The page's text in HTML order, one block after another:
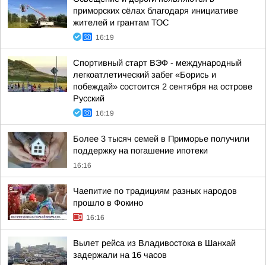
приморских сёлах благодаря инициативе
жителей и грантам ТОС
16:19
Спортивный старт ВЭФ - международный
легкоатлетический забег «Борись и
побеждай» состоится 2 сентября на острове
Русский
16:19
Более 3 тысяч семей в Приморье получили
поддержку на погашение ипотеки
16:16
Чаепитие по традициям разных народов
прошло в Фокино
16:16
Вылет рейса из Владивостока в Шанхай
задержали на 16 часов